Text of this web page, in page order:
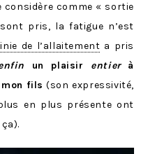
considère comme « sortie
pris, la fatigue n’est
de l’allaitement a pris
un plaisir entierà
fils (son expressivité,
en plus présente ont